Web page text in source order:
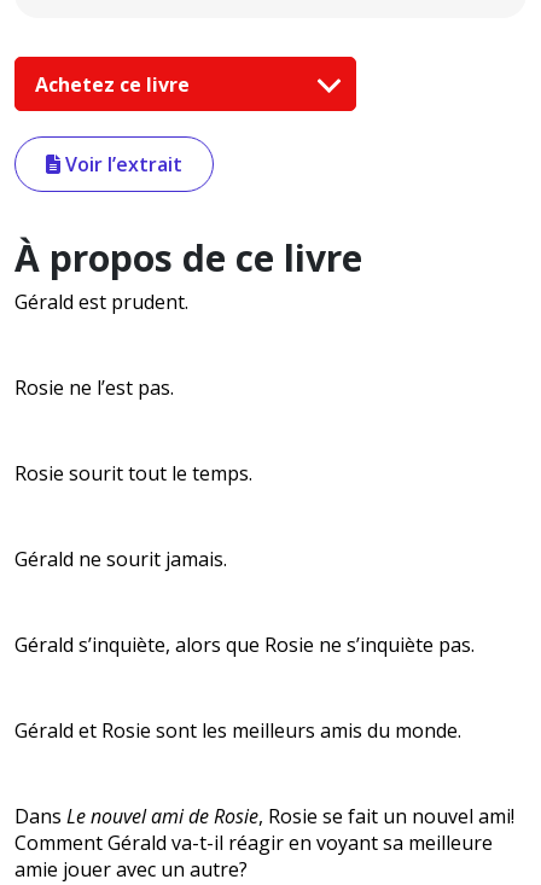
Achetez ce livre
Voir l’extrait
À propos de ce livre
Gérald est prudent.
Rosie ne l’est pas.
Rosie sourit tout le temps.
Gérald ne sourit jamais.
Gérald s’inquiète, alors que Rosie ne s’inquiète pas.
Gérald et Rosie sont les meilleurs amis du monde.
Dans Le nouvel ami de Rosie, Rosie se fait un nouvel ami!
Comment Gérald va-t-il réagir en voyant sa meilleure
amie jouer avec un autre?